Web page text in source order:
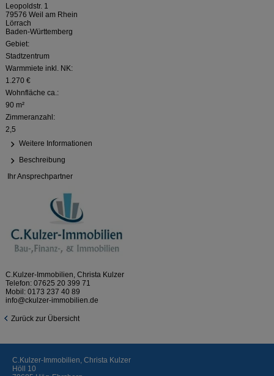
Leopoldstr. 1
79576 Weil am Rhein
Lörrach
Baden-Württemberg
Gebiet:
Stadtzentrum
Warmmiete inkl. NK:
1.270 €
Wohnfläche ca.:
90 m²
Zimmeranzahl:
2,5
Weitere Informationen
Beschreibung
Ihr Ansprechpartner
C.Kulzer-Immobilien, Christa Kulzer
Telefon: 07625 20 399 71
Mobil: 0173 237 40 89
info@ckulzer-immobilien.de
Zurück zur Übersicht
C.Kulzer-Immobilien, Christa Kulzer
Höll 10